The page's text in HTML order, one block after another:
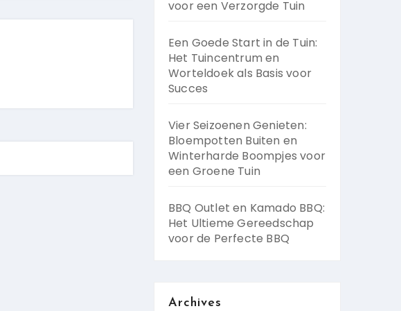
voor een Verzorgde Tuin
Een Goede Start in de Tuin:
Het Tuincentrum en
Worteldoek als Basis voor
Succes
Vier Seizoenen Genieten:
Bloempotten Buiten en
Winterharde Boompjes voor
een Groene Tuin
BBQ Outlet en Kamado BBQ:
Het Ultieme Gereedschap
voor de Perfecte BBQ
Archives